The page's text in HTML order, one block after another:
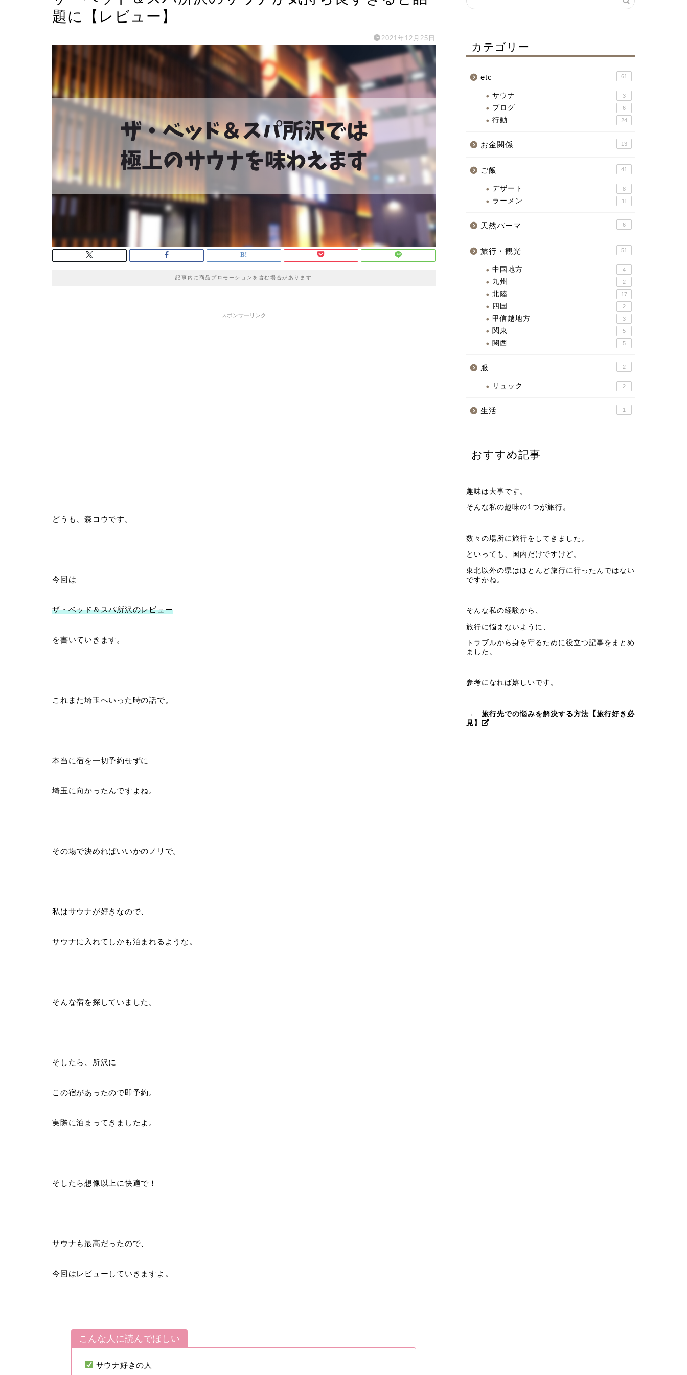
題に【レビュー】
2021年12月25日
記事内に商品プロモーションを含む場合があります
スポンサーリンク
どうも、森コウです。
今回は
ザ・ベッド＆スパ所沢のレビュー
を書いていきます。
これまた埼玉へいった時の話で。
本当に宿を一切予約せずに
埼玉に向かったんですよね。
その場で決めればいいかのノリで。
私はサウナが好きなので、
サウナに入れてしかも泊まれるような。
そんな宿を探していました。
そしたら、所沢に
この宿があったので即予約。
実際に泊まってきましたよ。
そしたら想像以上に快適で！
サウナも最高だったので、
今回はレビューしていきますよ。
こんな人に読んでほしい
サウナ好きの人
カテゴリー
etc 61
サウナ 3
ブログ 6
行動 24
お金関係 13
ご飯 41
デザート 8
ラーメン 11
天然パーマ 6
旅行・観光 51
中国地方 4
九州 2
北陸 17
四国 2
甲信越地方 3
関東 5
関西 5
服 2
リュック 2
生活 1
おすすめ記事
趣味は大事です。
そんな私の趣味の1つが旅行。
数々の場所に旅行をしてきました。
といっても、国内だけですけど。
東北以外の県はほとんど旅行に行ったんではない
ですかね。
そんな私の経験から、
旅行に悩まないように、
トラブルから身を守るために役立つ記事をまとめ
ました。
参考になれば嬉しいです。
→ 旅行先での悩みを解決する方法【旅行好き必
見】